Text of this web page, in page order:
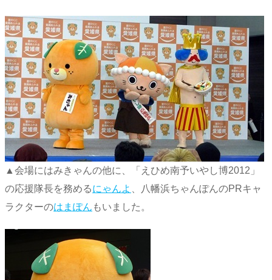
▲会場にはみきゃんの他に、「えひめ南予いやし博2012」
の応援隊長を務めるにゃんよ
、八幡浜ちゃんぽんのPRキャ
ラクターのはまぽん もいました。